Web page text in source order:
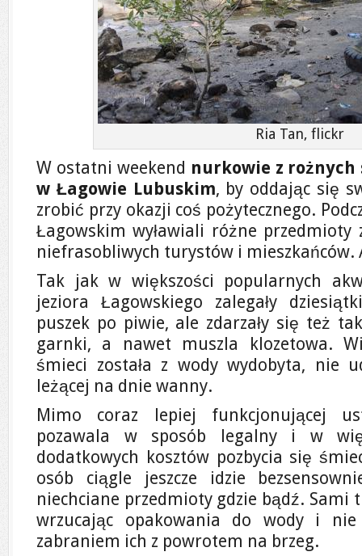
Ria Tan, flickr
W ostatni weekend nurkowie z
w Łagowie Lubuskim, by oddając się
zrobić przy okazji coś pożytecznego.
Łagowskim wyławiali różne przedmioty
niefrasobliwych turystów i mieszkańców.
Tak jak w większości popularnych
jeziora Łagowskiego zalegały
puszek po piwie, ale zdarzały się też
garnki, a nawet muszla klozetowa.
śmieci została z wody wydobyta, nie
leżącej na dnie wanny.
Mimo coraz lepiej funkcjonującej
pozawala w sposób legalny i w
dodatkowych kosztów pozbycia się
osób ciągle jeszcze idzie
niechciane przedmioty gdzie bądź. Sami
wrzucając opakowania do wody i nie
zabraniem ich z powrotem na brzeg.